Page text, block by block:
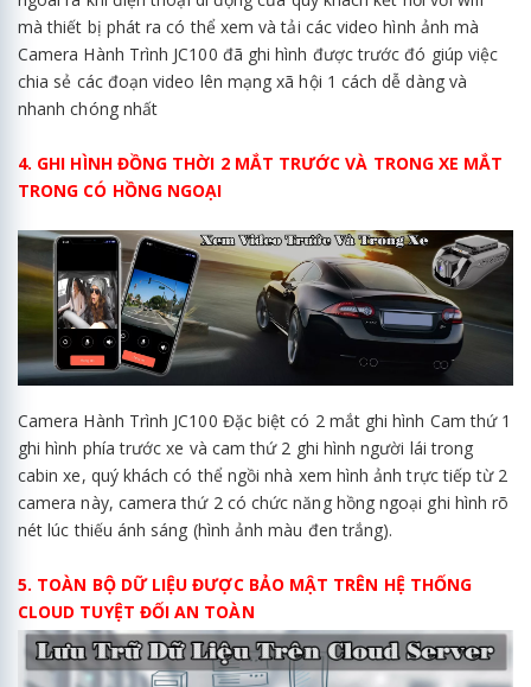
mà thiết bị phát ra có thể xem và tải các video hình ảnh mà
Camera Hành Trình JC100 đã ghi hình được trước đó giúp việc
chia sẻ các đoạn video lên mạng xã hội 1 cách dễ dàng và
nhanh chóng nhất
4. GHI HÌNH ĐỒNG THỜI 2 MẮT TRƯỚC VÀ TRONG XE MẮT
TRONG CÓ HỒNG NGOẠI
Camera Hành Trình JC100 Đặc biệt có 2 mắt ghi hình Cam thứ 1
ghi hình phía trước xe và cam thứ 2 ghi hình người lái trong
cabin xe, quý khách có thể ngồi nhà xem hình ảnh trực tiếp từ 2
camera này, camera thứ 2 có chức năng hồng ngoại ghi hình rõ
nét lúc thiếu ánh sáng (hình ảnh màu đen trắng).
5. TOÀN BỘ DỮ LIỆU ĐƯỢC BẢO MẬT TRÊN HỆ THỐNG
CLOUD TUYỆT ĐỐI AN TOÀN